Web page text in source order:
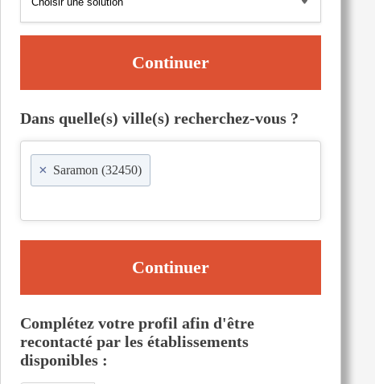
Continuer
Dans quelle(s) ville(s) recherchez-vous ?
× Saramon (32450)
Continuer
Complétez votre profil afin d'être
recontacté par les établissements
disponibles :